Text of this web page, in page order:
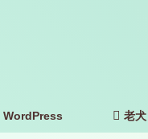
WordPress 老